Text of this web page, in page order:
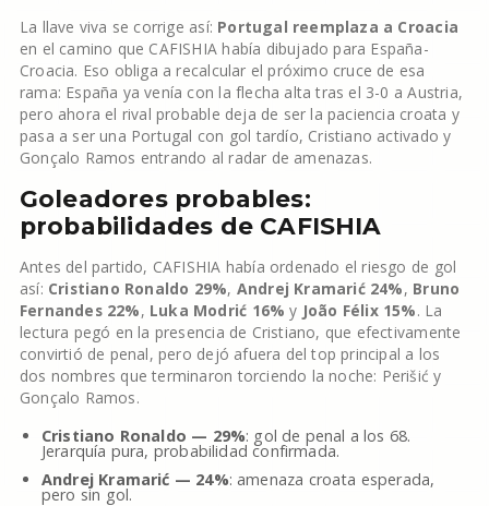
La llave viva se corrige así: Portugal reemplaza a Croacia
en el camino que CAFISHIA había dibujado para España-
Croacia. Eso obliga a recalcular el próximo cruce de esa
rama: España ya venía con la flecha alta tras el 3-0 a Austria,
pero ahora el rival probable deja de ser la paciencia croata y
pasa a ser una Portugal con gol tardío, Cristiano activado y
Gonçalo Ramos entrando al radar de amenazas.
Goleadores probables:
probabilidades de CAFISHIA
Antes del partido, CAFISHIA había ordenado el riesgo de gol
así: Cristiano Ronaldo 29%, Andrej Kramarić 24%, Bruno
Fernandes 22%, Luka Modrić 16% y João Félix 15%. La
lectura pegó en la presencia de Cristiano, que efectivamente
convirtió de penal, pero dejó afuera del top principal a los
dos nombres que terminaron torciendo la noche: Perišić y
Gonçalo Ramos.
Cristiano Ronaldo — 29%: gol de penal a los 68.
Jerarquía pura, probabilidad confirmada.
Andrej Kramarić — 24%: amenaza croata esperada,
pero sin gol.